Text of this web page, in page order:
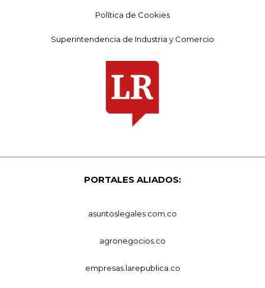
Política de Cookies
Superintendencia de Industria y Comercio
PORTALES ALIADOS:
asuntoslegales.com.co
agronegocios.co
empresas.larepublica.co